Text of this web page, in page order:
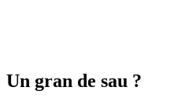
Un gran de sau ?